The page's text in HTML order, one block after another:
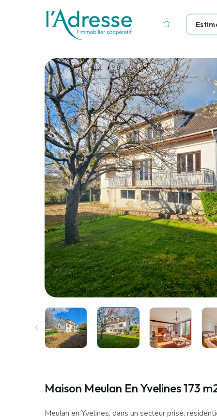
Maison Meulan En Yvelines 173
Meulan en Yvelines, dans un secteur prisé,